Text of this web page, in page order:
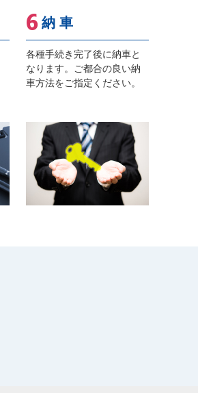
納 車
各種手続き完了後に納車と
なります。ご都合の良い納
車方法をご指定ください。